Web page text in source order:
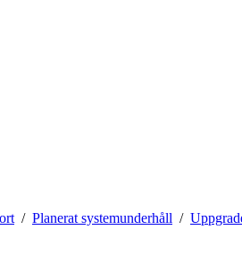
Planerat systemunderhåll